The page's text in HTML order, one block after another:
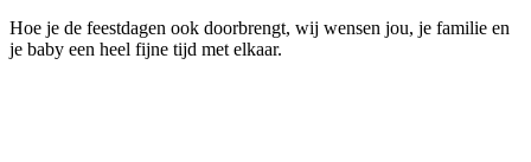
Hoe je de feestdagen ook doorbrengt, wij wensen jou, je familie en
je baby een heel fijne tijd met elkaar.